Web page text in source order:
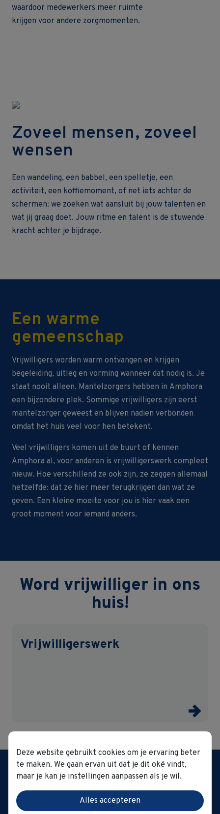
waardoor medewerkers meer ruimte
krijgen voor andere zorgmomenten.
Zoveel mensen, zoveel
wensen
Een wandeling, een babbel, een spelletje, een
activiteit, een koffiemoment, of net iets achter de
schermen: we zoeken wat aansluit bij jouw talenten en
wat jij graag doet. Jouw ritme en talent is de stuwende
kracht achter je bijdrage.
Een warme
gemeenschap
Vrijwilligers worden warm ontvangen en krijgen
begeleiding, uitleg en vorming wanneer dat nodig is. Je
staat nooit alleen. Mantelzorgers hebben in Amphora
een bijzondere plek. Sommige vrijwilligers zijn eerst
mantelzorger geweest en blijven nadien verbonden
omdat het huis veel voor hen betekent.
Veel vrijwilligers komen uit de buurt of kennen
Amphora al, voor anderen is vrijwilligerswerk compleet
nieuw. Hoe verschillend ze ook zijn, ze zeggen allemaal
hetzelfde: dat ze hier meer terugkrijgen dan wat ze
geven. Een kleine moeite voor jou is hier vaak een
groot moment voor iemand anders.
Word vrijwilliger in ons
huis!
Vrijwilligerswerk
Woonzorggroep GVO
't Hoge 1 0022 | 8500
Kortrijk
Tel.:056 23 13 40|
secretariaat@gvo.be
Deze website gebruikt cookies om je ervaring beter
te maken. We gaan ervan uit dat je dit oké vindt,
maar je kan je instellingen aanpassen als je wil.
Alles accepteren